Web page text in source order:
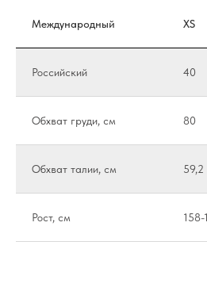
Международный XS
Российский 40
Обхват груди, см 80
Обхват талии, см 59,2
Рост, см 158-